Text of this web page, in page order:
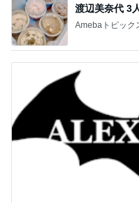
渡辺美奈代 3
Amebaトピック